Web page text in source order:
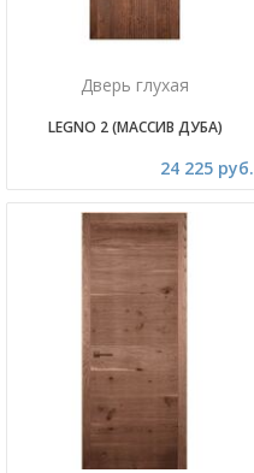
Дверь глухая
LEGNO 2 (МАССИВ ДУБА)
24 225 руб.